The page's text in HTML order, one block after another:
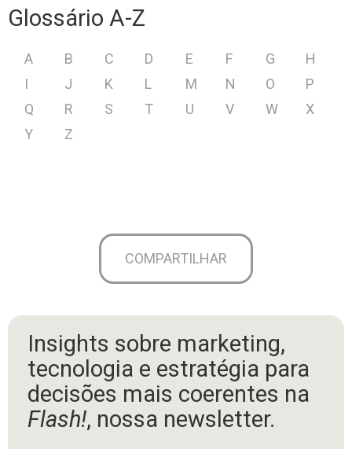
Glossário A-Z
A B C D E F G
H
I
J K L M N O
P
Q
R S T U V W
X
Y
Z
COMPARTILHAR
Insights sobre marketing,
tecnologia e estratégia para
decisões mais coerentes na
Flash!, nossa newsletter.